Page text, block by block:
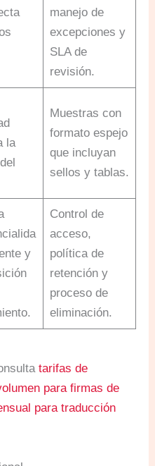
manejo de
excepciones y
SLA de
revisión.
la
Muestras con
formato espejo
que incluyan
sellos y tablas.
y
Control de
acceso,
política de
retención y
proceso de
eliminación.
tarifas de
para firmas de
para traducción